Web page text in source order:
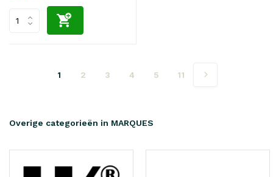
1 2 3 4 5 11
Overige categorieën in MARQUES